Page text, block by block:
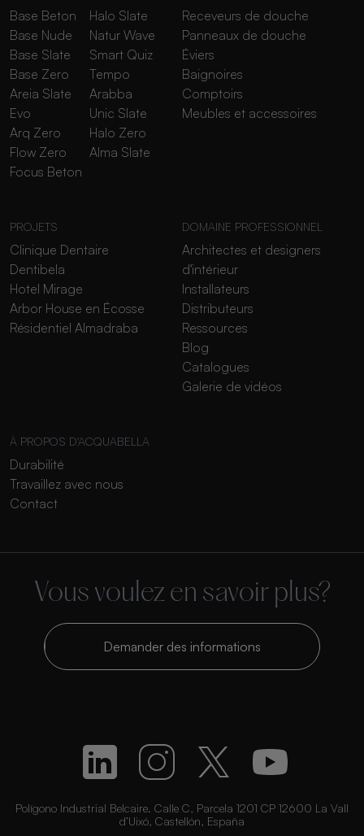
Base Beton
Base Nude
Base Slate
Base Zero
Areia Slate
Evo
Arq Zero
Flow Zero
Focus Beton
Halo Slate
Natur Wave
Smart Quiz
Tempo
Arabba
Unic Slate
Halo Zero
Alma Slate
Receveurs de douche
Panneaux de douche
Éviers
Baignoires
Comptoirs
Meubles et accessoires
PROJETS
Clinique Dentaire
Dentibela
Hotel Mirage
Arbor House en Écosse
Résidentiel Almadraba
DOMAINE PROFESSIONNEL
Architectes et designers
d'intérieur
Installateurs
Distributeurs
Ressources
Blog
Catalogues
Galerie de vidéos
À PROPOS D'ACQUABELLA
Durabilité
Travaillez avec nous
Contact
Vous voulez en savoir plus?
Demander des informations
Polígono Industrial Belcaire. Calle C, Parcela 1201 CP 12600 La Vall
d’Uixó, Castellón, España